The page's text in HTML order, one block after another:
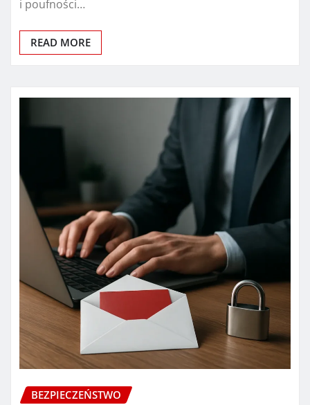
i poufności…
READ MORE
BEZPIECZEŃSTWO